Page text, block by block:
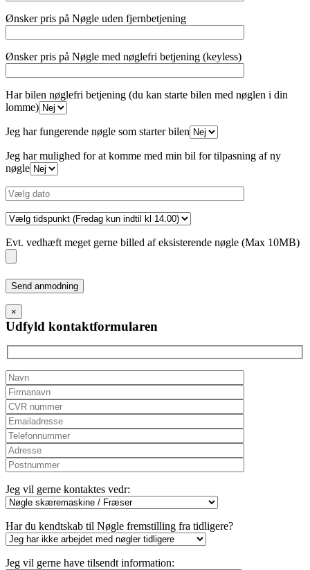
Ønsker pris på Nøgle uden fjernbetjening
Ønsker pris på Nøgle med nøglefri betjening (keyless)
Har bilen nøglefri betjening (du kan starte bilen med nøglen i din
lomme)
Jeg har fungerende nøgle som starter bilen
Jeg har mulighed for at komme med min bil for tilpasning af ny
nøgle
Evt. vedhæft meget gerne billed af eksisterende nøgle (Max 10MB)
Please
leave
this
field
empty.
×
Udfyld kontaktformularen
Jeg vil gerne kontaktes vedr:
Har du kendtskab til Nøgle fremstilling fra tidligere?
Jeg vil gerne have tilsendt information: